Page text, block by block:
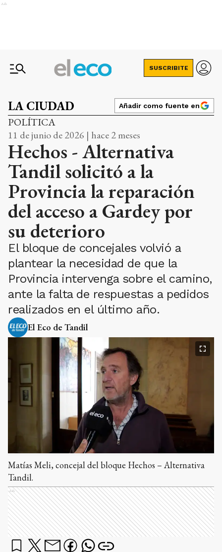
Ads
SUSCRIBITE
LA CIUDAD Añadir como fuente en
POLÍTICA
11 de junio de 2026 | hace 2 meses
Hechos - Alternativa
Tandil solicitó a la
Provincia la reparación
del acceso a Gardey por
su deterioro
El bloque de concejales volvió a
plantear la necesidad de que la
Provincia intervenga sobre el camino,
ante la falta de respuestas a pedidos
realizados en el último año.
El Eco de Tandil
Matías Meli, concejal del bloque Hechos – Alternativa
Tandil.
Ads